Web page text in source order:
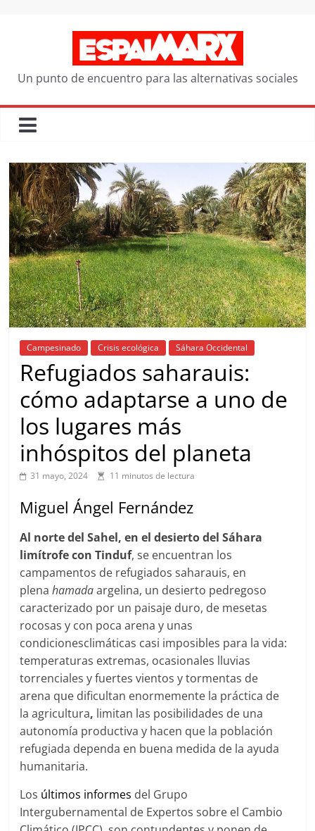
Un punto de encuentro para las alternativas sociales
Campesinado Crisis ecológica Sáhara Occidental
Refugiados saharauis:
cómo adaptarse a uno de
los lugares más
inhóspitos del planeta
31 mayo, 2024 11 minutos de lectura
Miguel Ángel Fernández
Al norte del Sahel, en el desierto del Sáhara
limítrofe con Tinduf, se encuentran los
campamentos de refugiados saharauis, en
plenahamadaargelina, un desierto pedregoso
caracterizado por un paisaje duro, de mesetas
rocosas y con poca arena y unas
condicionesclimáticas casi imposibles para la vida:
temperaturas extremas, ocasionales lluvias
torrenciales y fuertes vientos y tormentas de
arena que dificultan enormemente la práctica de
la agricultura, limitan las posibilidades de una
autonomía productiva y hacen que la población
refugiada dependa en buena medida de la ayuda
humanitaria.
Los últimos informes del Grupo
Intergubernamental de Expertos sobre el Cambio